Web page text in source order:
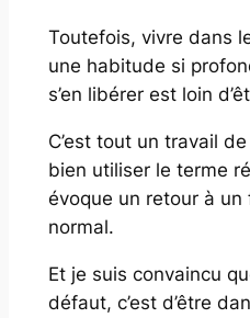
Toutefois, vivre dans
une habitude si
s’en libérer est loin
C’est tout un travail
bien utiliser le terme
évoque un retour à
normal.
Et je suis convaincu
défaut, c’est d’être